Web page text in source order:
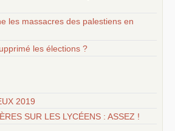
les massacres des palestiens en
les élections ?
2019
SUR LES LYCÉENS : ASSEZ !